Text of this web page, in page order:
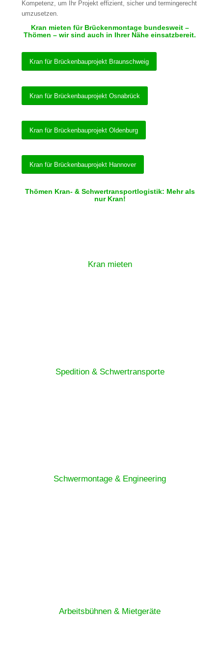
Kompetenz, um Ihr Projekt effizient, sicher und termingerecht
umzusetzen.
Kran mieten für Brückenmontage bundesweit –
Thömen – wir sind auch in Ihrer Nähe einsatzbereit.
Kran für Brückenbauprojekt Braunschweig
Kran für Brückenbauprojekt Osnabrück
Kran für Brückenbauprojekt Oldenburg
Kran für Brückenbauprojekt Hannover
Thömen Kran- & Schwertransportlogistik: Mehr als
nur Kran!
Kran mieten
Spedition & Schwertransporte
Schwermontage & Engineering
Arbeitsbühnen & Mietgeräte